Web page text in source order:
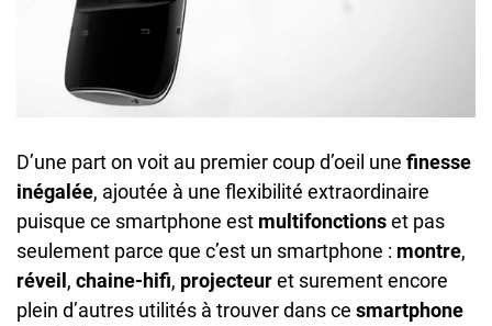
D’une part on voit au premier coup d’oeil une finesse
inégalée, ajoutée à une flexibilité extraordinaire
puisque ce smartphone est multifonctionset pas
seulement parce que c’est un smartphone : montre,
réveil, chaine-hifi, projecteuret surement encore
plein d’autres utilités à trouver dans ce smartphone